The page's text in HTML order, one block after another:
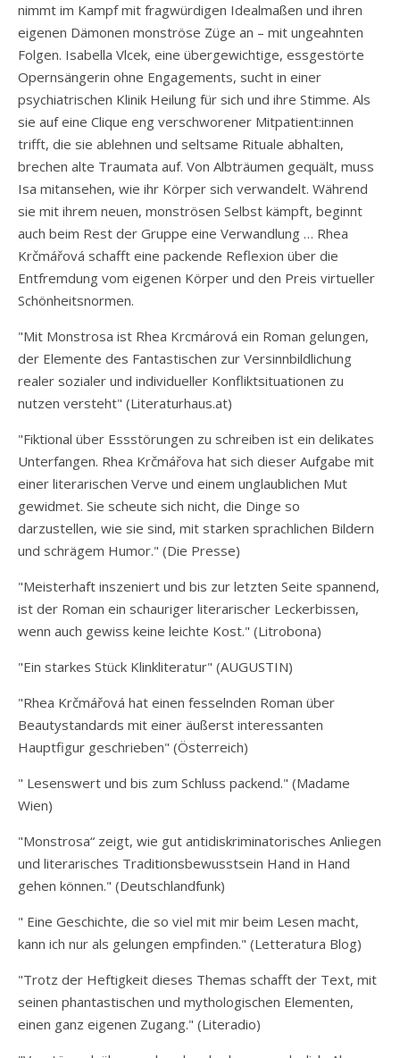
nimmt im Kampf mit fragwürdigen Idealmaßen und ihren
eigenen Dämonen monströse Züge an – mit ungeahnten
Folgen. Isabella Vlcek, eine übergewichtige, essgestörte
Opernsängerin ohne Engagements, sucht in einer
psychiatrischen Klinik Heilung für sich und ihre Stimme. Als
sie auf eine Clique eng verschworener Mitpatient:innen
trifft, die sie ablehnen und seltsame Rituale abhalten,
brechen alte Traumata auf. Von Albträumen gequält, muss
Isa mitansehen, wie ihr Körper sich verwandelt. Während
sie mit ihrem neuen, monströsen Selbst kämpft, beginnt
auch beim Rest der Gruppe eine Verwandlung … Rhea
Krčmářová schafft eine packende Reflexion über die
Entfremdung vom eigenen Körper und den Preis virtueller
Schönheitsnormen.
"Mit Monstrosa ist Rhea Krcmárová ein Roman gelungen,
der Elemente des Fantastischen zur Versinnbildlichung
realer sozialer und individueller Konfliktsituationen zu
nutzen versteht" (Literaturhaus.at)
"Fiktional über Essstörungen zu schreiben ist ein delikates
Unterfangen. Rhea Krčmářova hat sich dieser Aufgabe mit
einer literarischen Verve und einem unglaublichen Mut
gewidmet. Sie scheute sich nicht, die Dinge so
darzustellen, wie sie sind, mit starken sprachlichen Bildern
und schrägem Humor." (Die Presse)
"Meisterhaft inszeniert und bis zur letzten Seite spannend,
ist der Roman ein schauriger literarischer Leckerbissen,
wenn auch gewiss keine leichte Kost." (Litrobona)
"Ein starkes Stück Klinkliteratur" (AUGUSTIN)
"Rhea Krčmářová hat einen fesselnden Roman über
Beautystandards mit einer äußerst interessanten
Hauptfigur geschrieben" (Österreich)
" Lesenswert und bis zum Schluss packend." (Madame
Wien)
"Monstrosa“ zeigt, wie gut antidiskriminatorisches Anliegen
und literarisches Traditionsbewusstsein Hand in Hand
gehen können." (Deutschlandfunk)
" Eine Geschichte, die so viel mit mir beim Lesen macht,
kann ich nur als gelungen empfinden." (Letteratura Blog)
"Trotz der Heftigkeit dieses Themas schafft der Text, mit
seinen phantastischen und mythologischen Elementen,
einen ganz eigenen Zugang." (Literadio)